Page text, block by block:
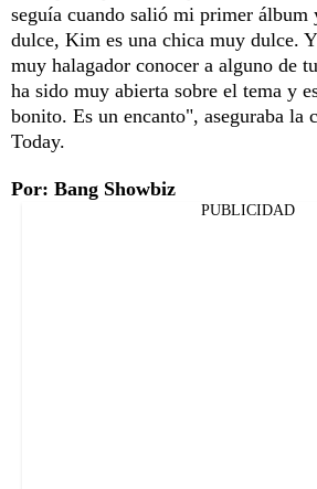
seguía cuando salió mi primer álbum
dulce, Kim es una chica muy dulce.
muy halagador conocer a alguno de
ha sido muy abierta sobre el tema y
bonito. Es un encanto", aseguraba la
Today.
Por: Bang Showbiz
PUBLICIDAD